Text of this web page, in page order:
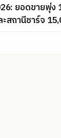
ยอดขายพุ่ง
สถานีชาร์จ